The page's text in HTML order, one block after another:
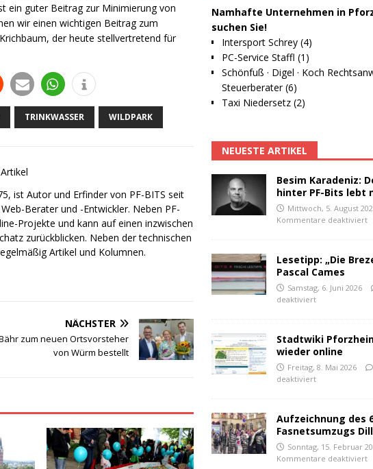
ein guter Beitrag zur Minimierung von
wir einen wichtigen Beitrag zum
der heute stellvertretend für
TRINKWASSER WILDPARK
ist Autor und Erfinder von PF-BITS seit
Berater und -Entwickler. Neben PF-
Projekte und kann auf einen inzwischen
zurückblicken. Neben der technischen
Artikel und Kolumnen.
NÄCHSTER
zum neuen Ortsvorsteher
von Würm bestellt
Namhafte Unternehmen in
suchen Sie!
Intersport Schrey (4)
PC-Service Staffl (1)
Schönfuß · Digel · Koch
Steuerberater (6)
Taxi Niedersetz (2)
NEUESTE ARTIKEL
Besim Karadeniz:
hinter PF-Bits lebt
Mittwoch, 5. August
Kommentare deaktiviert
Lesetipp: „Die
Pascal Cames
Samstag, 6. Juni 2026
deaktiviert
Stadtwiki
wieder online
Freitag, 8. Mai 2026
deaktiviert
Aufzeichnung des
Fasnetsumzugs
Sonntag, 15. Februar
Kommentare deaktiviert